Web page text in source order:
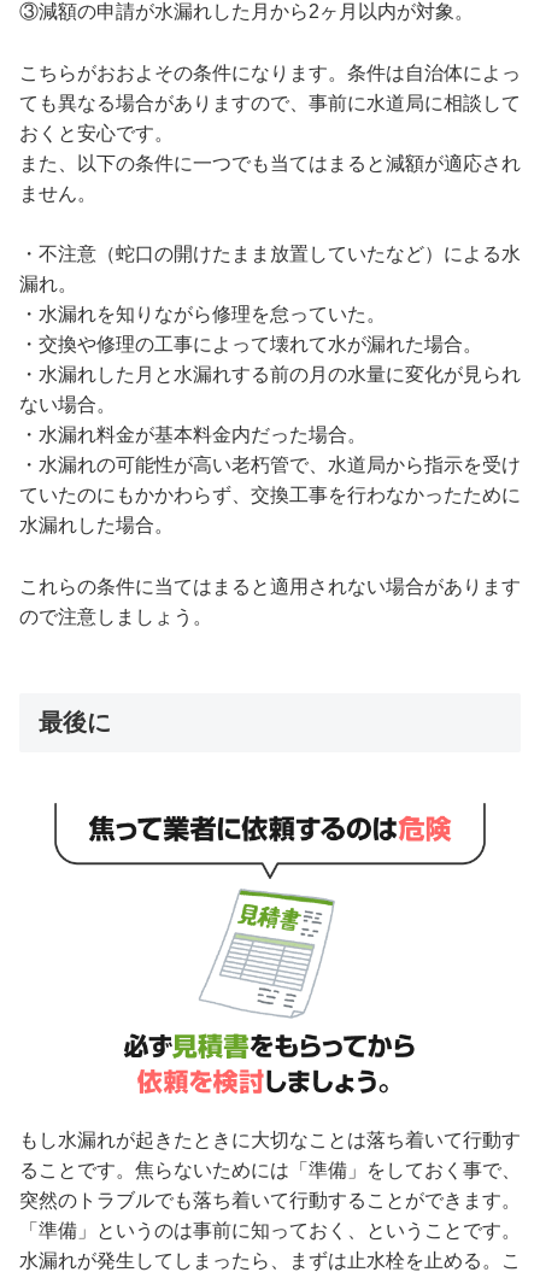
③減額の申請が水漏れした月から2ヶ月以内が対象。
こちらがおおよその条件になります。条件は自治体によっ
ても異なる場合がありますので、事前に水道局に相談して
おくと安心です。
また、以下の条件に一つでも当てはまると減額が適応され
ません。
・不注意（蛇口の開けたまま放置していたなど）による水
漏れ。
・水漏れを知りながら修理を怠っていた。
・交換や修理の工事によって壊れて水が漏れた場合。
・水漏れした月と水漏れする前の月の水量に変化が見られ
ない場合。
・水漏れ料金が基本料金内だった場合。
・水漏れの可能性が高い老朽管で、水道局から指示を受け
ていたのにもかかわらず、交換工事を行わなかったために
水漏れした場合。
これらの条件に当てはまると適用されない場合があります
ので注意しましょう。
最後に
もし水漏れが起きたときに大切なことは落ち着いて行動す
ることです。焦らないためには「準備」をしておく事で、
突然のトラブルでも落ち着いて行動することができます。
「準備」というのは事前に知っておく、ということです。
水漏れが発生してしまったら、まずは止水栓を止める。こ